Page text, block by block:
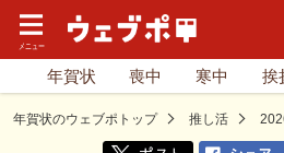
年賀状 喪中 寒中 挨
年賀状のウェブポトップ 推し活